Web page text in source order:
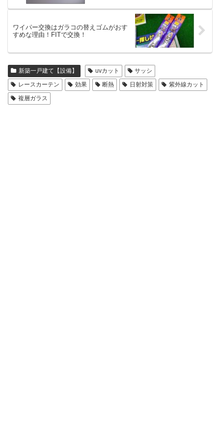
ワイパー交換はガラコの替えゴムがおす
すめな理由！FITで交換！
新築一戸建て【設備】 uvカット
サッシ
レースカーテン
効果 断熱 日射対策
紫外線カット
複層ガラス